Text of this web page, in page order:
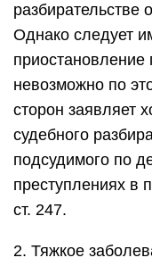
разбирательстве
Однако следует
приостановление
невозможно по
сторон заявляет
судебного
подсудимого по
преступлениях в
ст. 247.
2. Тяжкое